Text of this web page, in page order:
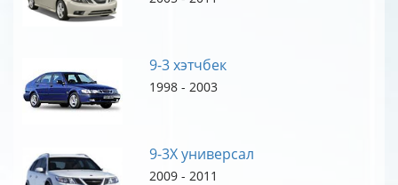
9-3 хэтчбек
1998 - 2003
9-3X универсал
2009 - 2011